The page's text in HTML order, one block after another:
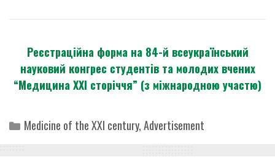
Реєстраційна форма на 84-й всеукраїнський
науковий конгрес студентів та молодих вчених
“Медицина XXI сторіччя” (з міжнародною участю)
Categories
Medicine of the XXI century,Advertisement